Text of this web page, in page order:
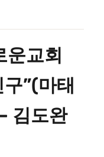
교회
”(마태
김도완